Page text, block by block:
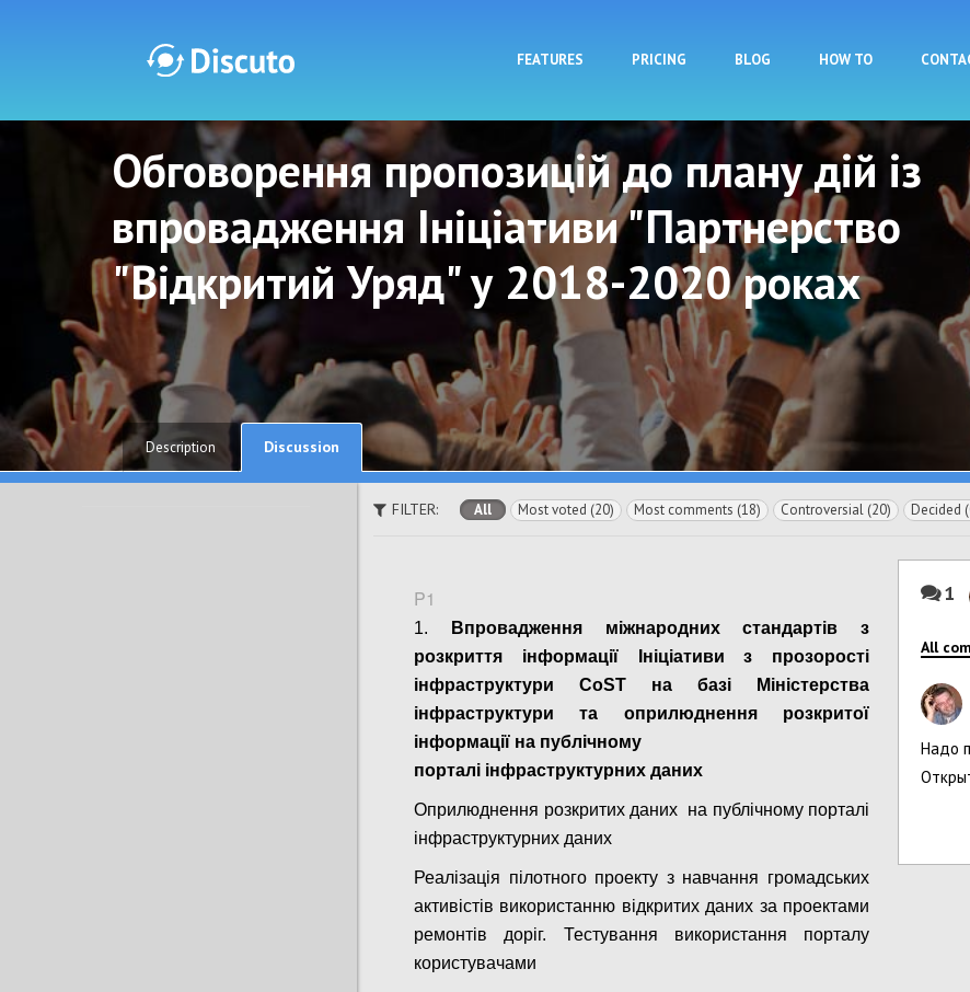
FEATURES PRICING BLOG HOW TO
Discuto
Обговорення пропозицій до плану дій із
впровадження Ініціативи "Партнерство
"Відкритий Уряд" у 2018-2020 роках
Description
Discussion
FILTER: All Most voted (20) Most comments (18) Controversial (20) Decided
P1
1.
Впровадження міжнародних стандартів з
розкриття інформації Ініціативи з прозорості
інфраструктури CoST на
базі Міністерства
інфраструктури та оприлюднення розкритої
інформації на публічному
порталі інфраструктурних даних
Оприлюднення розкритих даних на публічному порталі
інфраструктурних даних
Реалізація пілотного проекту з навчання громадських
активістів використанню відкритих даних за проектами
ремонтів доріг. Тестування використання порталу
користувачами
1
All
Надо